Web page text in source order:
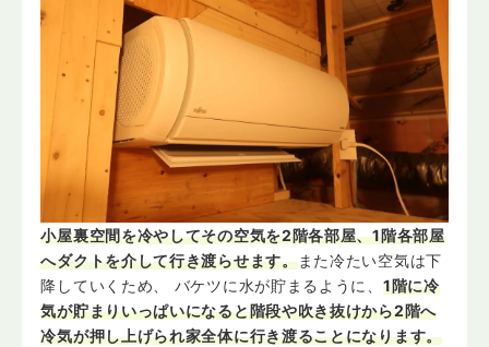
小屋裏空間を冷やしてその空気を2階各部屋、1階各部屋
へダクトを介して行き渡らせます。また冷たい空気は下
降していくため、
バケツに水が貯まるように、 1階に冷
気が貯まりいっぱいになると階段や吹き抜けから2階へ
冷気が押し上げられ家全体に行き渡ることになります。